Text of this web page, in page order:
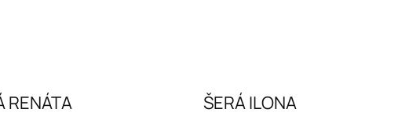
RENÁTA ŠERÁ ILONA